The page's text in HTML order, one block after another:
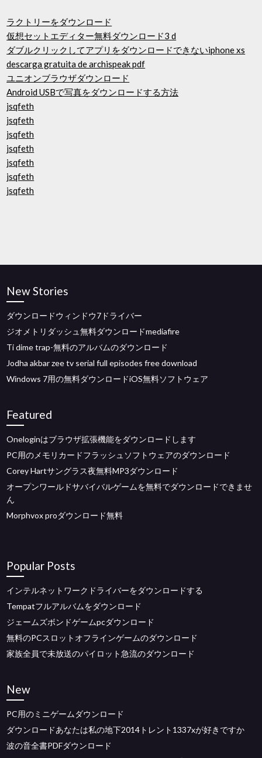
ラクトリーをダウンロード
仮想セットエディター無料ダウンロード3 d
ダブルクリックしてアプリをダウンロードできないiphone xs
descarga gratuita de archispeak pdf
ユニオンブラウザダウンロード
Android USBで写真をダウンロードする方法
jsqfeth
jsqfeth
jsqfeth
jsqfeth
jsqfeth
jsqfeth
jsqfeth
New Stories
ダウンロードウィンドウ7ドライバー
ジオメトリダッシュ無料ダウンロードmediafire
Ti dime trap-無料のアルバムのダウンロード
Jodha akbar zee tv serial full episodes free download
Windows 7用の無料ダウンロードiOS無料ソフトウェア
Featured
Oneloginはブラウザ拡張機能をダウンロードします
PC用のメモリカードフラッシュソフトウェアのダウンロード
Corey Hartサングラス夜無料MP3ダウンロード
オープンワールドサバイバルゲームを無料でダウンロードできませ
ん
Morphvox proダウンロード無料
Popular Posts
インテルネットワークドライバーをダウンロードする
Tempatフルアルバムをダウンロード
ジェームズボンドゲームpcダウンロード
無料のPCスロットオフラインゲームのダウンロード
家族全員で未放送のパイロット急流のダウンロード
New
PC用のミニゲームダウンロード
ダウンロードあなたは私の地下2014トレント1337xが好きですか
波の音全書PDFダウンロード